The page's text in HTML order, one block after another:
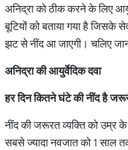
अनिद्रा को ठीक करने के लिए
बूटियों को बताया गया है जिसके
झट से नींद आ जाएगी। चलिए
अनिद्रा की आयुर्वेदिक दवा
हर दिन कितने घंटे की नींद है
नींद की जरूरत व्यक्ति को उम्र
सबसे ज्यादा नवजात को 1 साल